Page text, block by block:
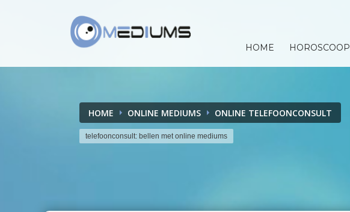
HOME HOROSCOOP
HOME ONLINE MEDIUMS ONLINE TELEFOONCONSULT
telefoonconsult: bellen met online mediums